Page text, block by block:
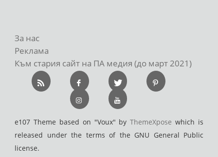
За нас
Реклама
Към стария сайт на ПА медия (до март 2021)
e107 Theme based on "Voux" byThemeXpose which is
released under the terms of the GNU General Public
license.